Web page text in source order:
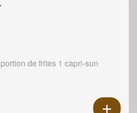
de frites 1 capri-sun